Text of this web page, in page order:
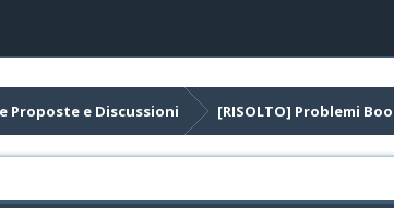
Proposte e Discussioni [RISOLTO] Problemi